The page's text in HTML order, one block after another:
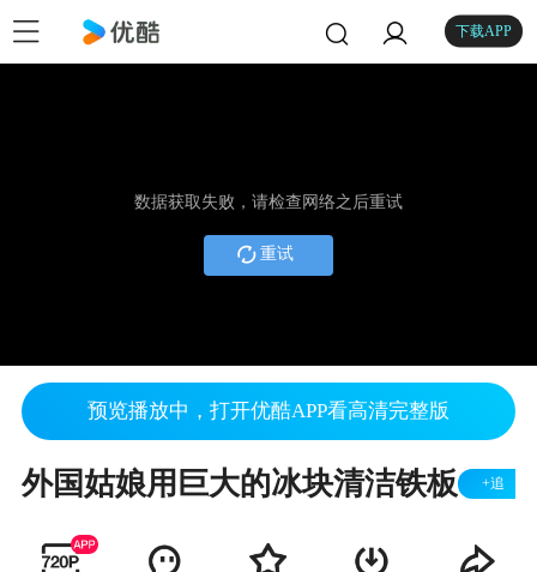
下载APP
数据获取失败，请检查网络之后重试
重试
预览播放中，打开优酷APP看高清完整版
外国姑娘用巨大的冰块清洁铁板 +追